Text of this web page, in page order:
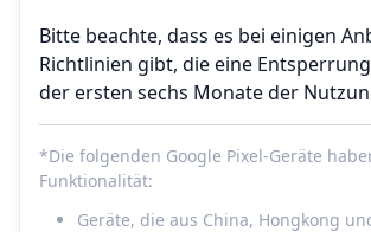
Bitte beachte, dass es bei einigen
Richtlinien gibt, die eine
der ersten sechs Monate der
*Die folgenden Google Pixel-Geräte
Funktionalität:
Geräte, die aus China, Hongkong